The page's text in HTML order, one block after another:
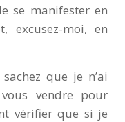
se manifester en
excusez-moi, en
que je n’ai
vendre pour
vérifier que si je